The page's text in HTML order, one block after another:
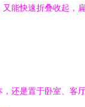
能快速折叠收起，
还是置于卧室、客